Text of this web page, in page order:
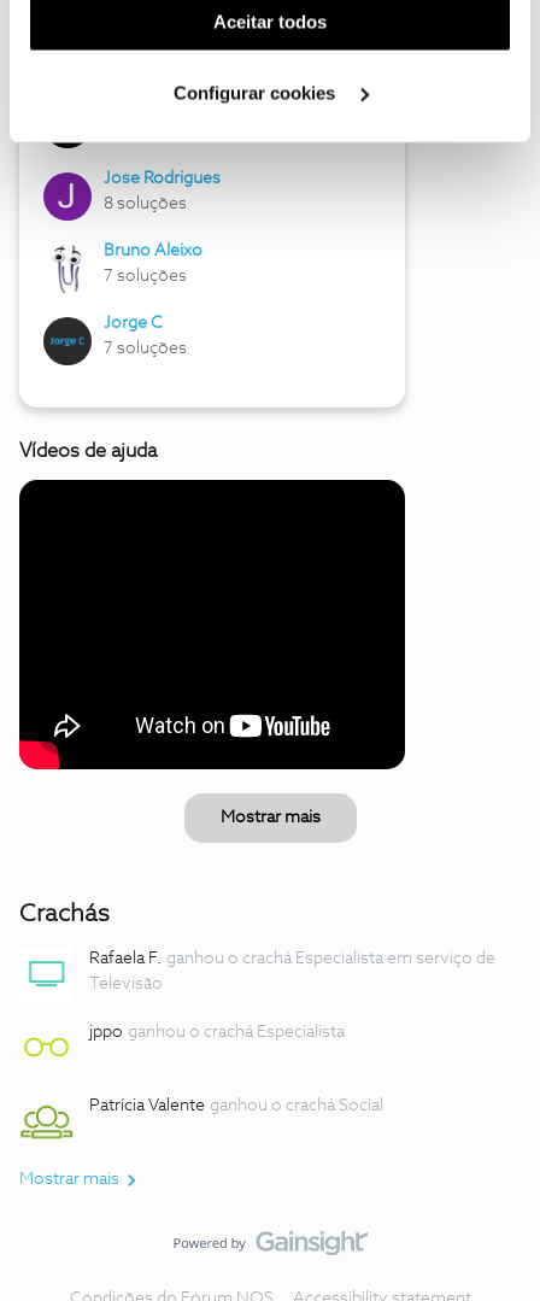
(cookies de publicidade personalizada). Pode gerir a
utilização dos cookies clicando em "Configurar
Aceitar todos
Configurar cookies
Hall of Fame de junho
Jose Rodrigues
8 soluções
Bruno Aleixo
7 soluções
Jorge C
7 soluções
Vídeos de ajuda
Mostrar mais
Crachás
Rafaela F. ganhou o crachá Especialista em serviço de
Televisão
jppo ganhou o crachá Especialista
Patrícia Valente ganhou o crachá Social
Mostrar mais